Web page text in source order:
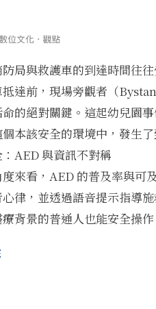
局與救護車的到達時間往
達前，現場旁觀者（
的絕對關鍵。這起幼兒園
本該安全的環境中，發生了
AED 與資訊不對稱
來看，AED 的普及率與可
律，並透過語音提示指導
背景的普通人也能安全操作